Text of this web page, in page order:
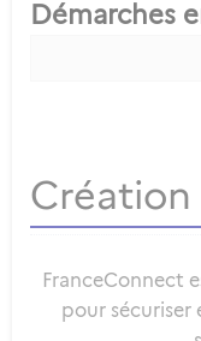
FranceConnect
pour sécuriser